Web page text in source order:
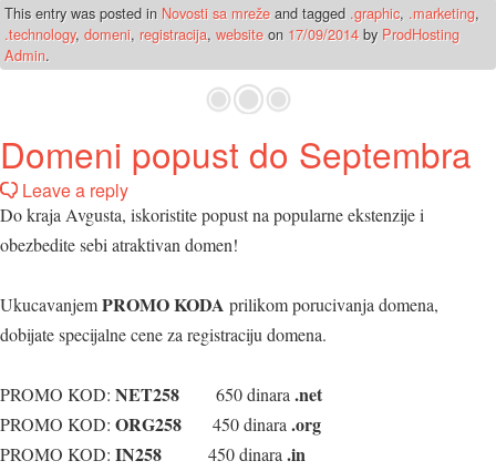
This entry was posted in Novosti sa mreže and tagged .graphic, .marketing,
.technology, domeni, registracija, website on 17/09/2014 by ProdHosting
Admin.
Domeni popust do Septembra
Leave a reply
Do kraja Avgusta, iskoristite popust na popularne ekstenzije i
obezbedite sebi atraktivan domen!
UkucavanjemPROMO KODA prilikom porucivanja domena,
dobijate specijalne cene za registraciju domena.
PROMO KOD: NET258 650 dinara.net
PROMO KOD: ORG258 450 dinara.org
PROMO KOD: IN258 450 dinara.in